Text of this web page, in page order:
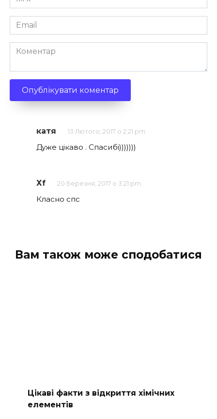
*
Email
*
Коментар
катя 13 Лютого, 2017 о 2:21 pm
Дуже цікаво . Спасибі)))))))
Хf 20 Березня, 2017 о 3:21 pm
Класно спс
Вам також може сподобатися
Цікаві факти з відкриття хімічних
елементів